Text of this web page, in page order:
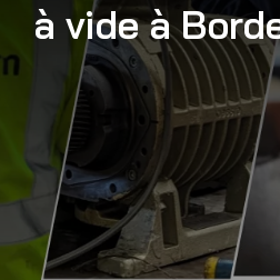
Nous rejoindre
à vide à